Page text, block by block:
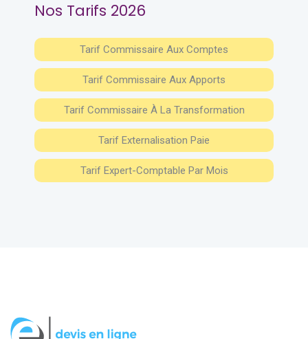
Nos Tarifs 2026
Tarif Commissaire Aux Comptes
Tarif Commissaire Aux Apports
Tarif Commissaire À La Transformation
Tarif Externalisation Paie
Tarif Expert-Comptable Par Mois